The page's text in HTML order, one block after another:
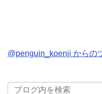
@penguin_koenji からの